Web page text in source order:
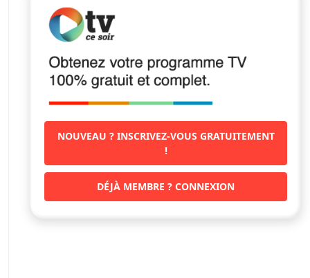
NOUVEAU ? INSCRIVEZ-VOUS GRATUITEMENT
!
DÉJÀ MEMBRE ? CONNEXION